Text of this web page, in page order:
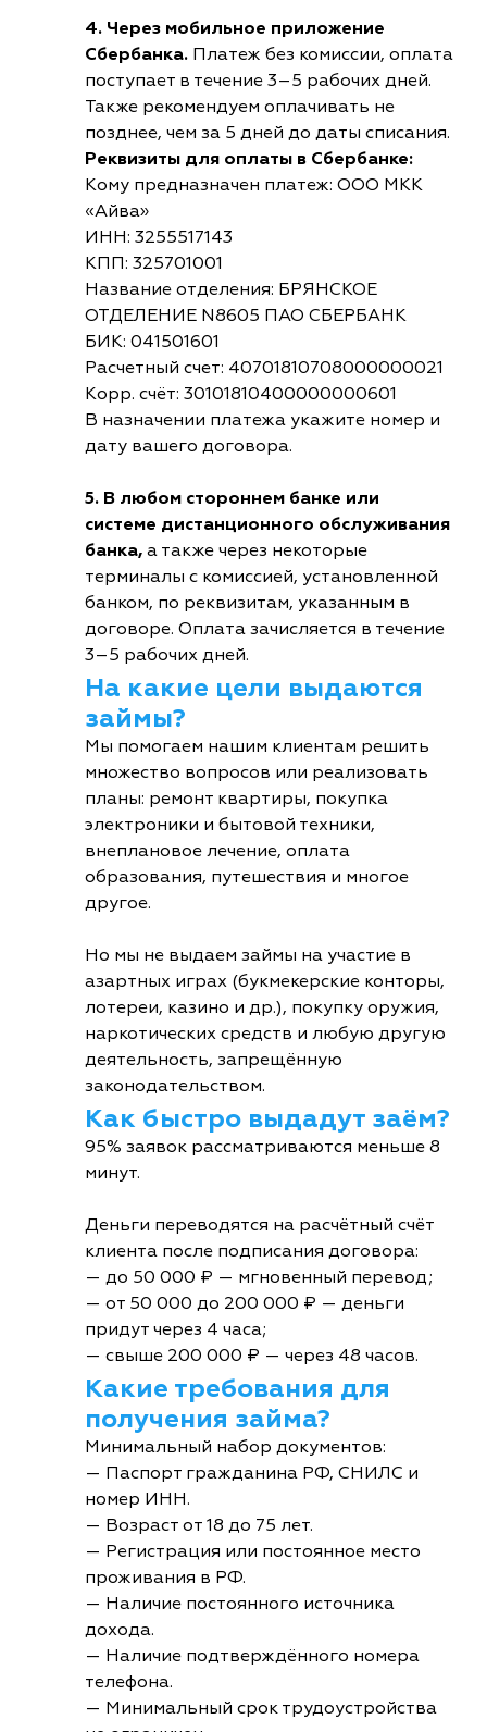
4. Через мобильное приложение
Сбербанка. Платеж без комиссии, оплата
поступает в течение 3–5 рабочих дней.
Также рекомендуем оплачивать не
позднее, чем за 5 дней до даты списания.
Реквизиты для оплаты в Сбербанке:
Кому предназначен платеж: ООО МКК
«Айва»
ИНН: 3255517143
КПП: 325701001
Название отделения: БРЯНСКОЕ
ОТДЕЛЕНИЕ N8605 ПАО СБЕРБАНК
БИК: 041501601
Расчетный счет: 40701810708000000021
Корр. счёт: 30101810400000000601
В назначении платежа укажите номер и
дату вашего договора.
5. В любом стороннем банке или
системе дистанционного обслуживания
банка, а также через некоторые
терминалы с комиссией, установленной
банком, по реквизитам, указанным в
договоре. Оплата зачисляется в течение
3–5 рабочих дней.
На какие цели выдаются
займы?
Мы помогаем нашим клиентам решить
множество вопросов или реализовать
планы: ремонт квартиры, покупка
электроники и бытовой техники,
внеплановое лечение, оплата
образования, путешествия и многое
другое.
Но мы не выдаем займы на участие в
азартных играх (букмекерские конторы,
лотереи, казино и др.), покупку оружия,
наркотических средств и любую другую
деятельность, запрещённую
законодательством.
Как быстро выдадут заём?
95% заявок рассматриваются меньше 8
минут.
Деньги переводятся на расчётный счёт
клиента после подписания договора:
— до 50 000 ₽ — мгновенный перевод;
— от 50 000 до 200 000 ₽ — деньги
придут через 4 часа;
— свыше 200 000 ₽ — через 48 часов.
Какие требования для
получения займа?
Минимальный набор документов:
— Паспорт гражданина РФ, СНИЛС и
номер ИНН.
— Возраст от 18 до 75 лет.
— Регистрация или постоянное место
проживания в РФ.
— Наличие постоянного источника
дохода.
— Наличие подтверждённого номера
телефона.
— Минимальный срок трудоустройства